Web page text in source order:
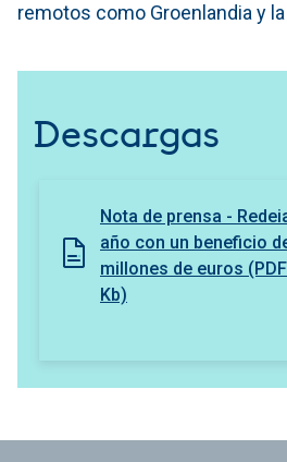
remotos como Groenlandia y
Descargas
Nota de prensa -
año con un beneficio
millones de euros
Kb)